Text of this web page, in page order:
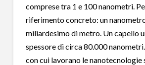
comprese tra 1 e 100 nanometri.
riferimento concreto: un
miliardesimo di metro. Un capello
spessore di circa 80.000
con cui lavorano le nanotecnologie